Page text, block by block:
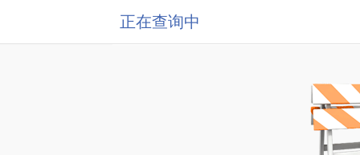
正在查询中